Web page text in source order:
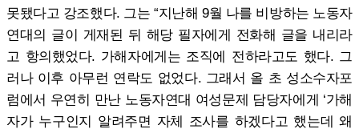
못됐다고 강조했다. 그는 “지난해 9월 나를 비방하는 노동자
연대의 글이 게재된 뒤 해당 필자에게 전화해 글을 내리라
고 항의했었다. 가해자에게는 조직에 전하라고도 했다. 그
러나 이후 아무런 연락도 없었다. 그래서 올 초 성소수자포
럼에서 우연히 만난 노동자연대 여성문제 담당자에게 ‘가해
자가 누구인지 알려주면 자체 조사를 하겠다고 했는데 왜